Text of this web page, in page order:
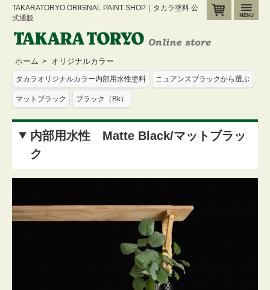
カート
TAKARATORYO ORIGINAL PAINT SHOP｜タカラ塗料 公
式通販
ホーム > オリジナルカラー
タカラオリジナルカラー内部用水性塗料 ニュアンスブラックから選ぶ
マットブラック ブラック（Bk）
内部用水性 Matte Black/マットブラッ
ク